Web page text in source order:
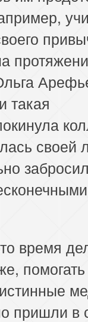
такая
своей
время
пришли в